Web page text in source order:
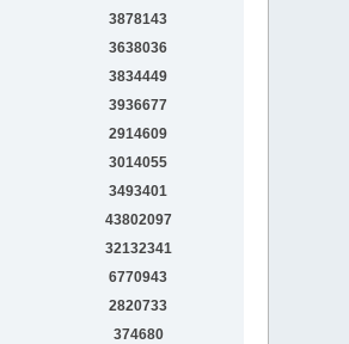
3878143
3638036
3834449
3936677
2914609
3014055
3493401
43802097
32132341
6770943
2820733
374680